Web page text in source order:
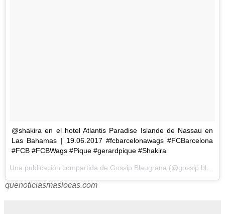
@shakira en el hotel Atlantis Paradise Islande de Nassau en
Las Bahamas | 19.06.2017 #fcbarcelonawags #FCBarcelona
#FCB #FCBWags #Pique #gerardpique #Shakira
Una publicación compartida de Gossip Blaugrana (@gossip.blaugrana) el
quenoticiasmaslocas.com